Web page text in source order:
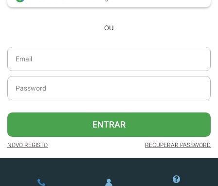
desde dezembro de 2016.
Acesso ao formato digital da SÁBADO
SÁBADO.
diário da atualidade.
publicidade reduzida e não invasiva
no site.
Possibilidade de ler e/ou ouvir artigos.
Ofertas e descontos em produtos,
serviços, eventos desportivos e
ou
ENTRAR
NOVO REGISTO RECUPERAR PASSWORD